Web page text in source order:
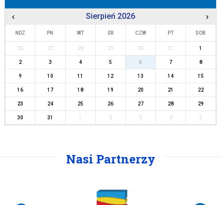
‹ Sierpień 2026 ›
NDZ PN WT ŚR CZW PT SOB
26 27 28 29 30 31 1
2 3 4 5 6 7 8
9 10 11 12 13 14 15
16 17 18 19 20 21 22
23 24 25 26 27 28 29
30 31 2 3 4 5
Nasi Partnerzy